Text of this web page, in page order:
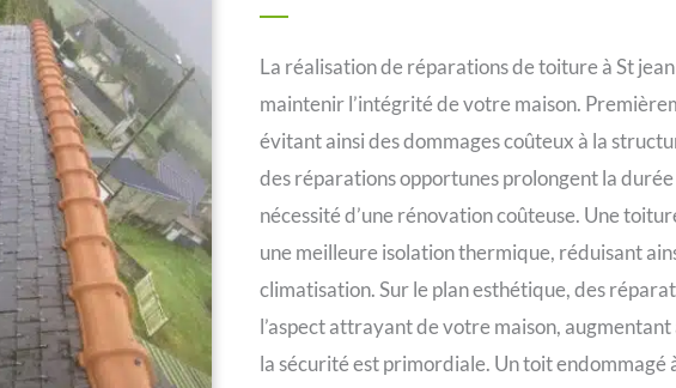
La réalisation de réparations de toiture à St
maintenir l’intégrité de votre maison.
évitant ainsi des dommages coûteux à la
des réparations opportunes prolongent la
nécessité d’une rénovation coûteuse. Une
une meilleure isolation thermique, réduisant
climatisation. Sur le plan esthétique, des
l’aspect attrayant de votre maison,
la sécurité est primordiale. Un toit